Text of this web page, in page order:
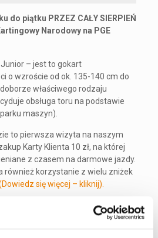
do piątku PRZEZ CAŁY SIERPIEŃ
Narodowy na PGE
– jest to gokart
o wzroście od ok. 135-140 cm do
właściwego rodzaju
obsługa toru na podstawie
maszyn).
to pierwsza wizyta na naszym
Karty Klienta 10 zł, na której
z czasem na darmowe jazdy.
również korzystanie z wielu zniżek
się więcej – kliknij).
balaklawę (kominiarkę pod
ze względów higienicznych.
zakupić u nas w cenie 10 zł.